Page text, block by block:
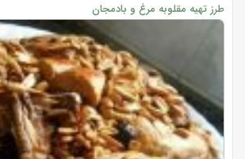
طرز تهیه مقلوبه مرغ و بادمجان